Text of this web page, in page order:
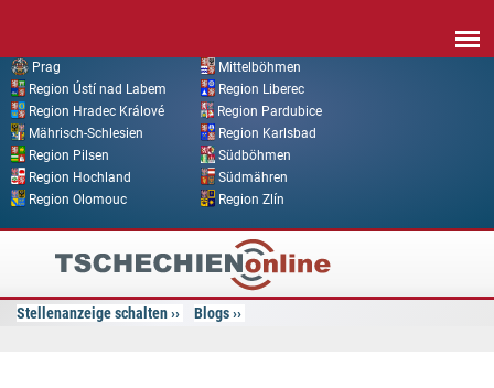
Prag
Mittelböhmen
Region Ústí nad Labem
Region Liberec
Region Hradec Králové
Region Pardubice
Mährisch-Schlesien
Region Karlsbad
Region Pilsen
Südböhmen
Region Hochland
Südmähren
Region Olomouc
Region Zlín
Tschechien
Online
Stellenanzeige schalten Blogs